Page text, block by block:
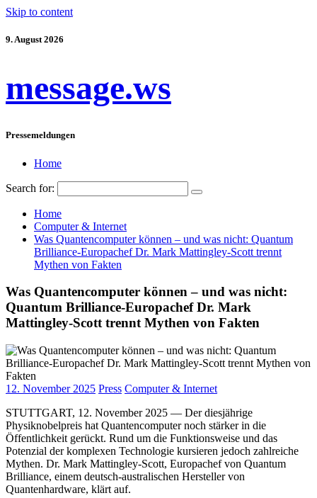
Skip to content
9. August 2026
message.ws
Pressemeldungen
Home
Search for:
Home
Computer & Internet
Was Quantencomputer können – und was nicht: Quantum
Brilliance-Europachef Dr. Mark Mattingley-Scott trennt
Mythen von Fakten
Was Quantencomputer können – und was nicht:
Quantum Brilliance-Europachef Dr. Mark
Mattingley-Scott trennt Mythen von Fakten
12. November 2025 Press Computer & Internet
STUTTGART, 12. November 2025 — Der diesjährige
Physiknobelpreis hat Quantencomputer noch stärker in die
Öffentlichkeit gerückt. Rund um die Funktionsweise und das
Potenzial der komplexen Technologie kursieren jedoch zahlreiche
Mythen. Dr. Mark Mattingley-Scott, Europachef von Quantum
Brilliance, einem deutsch-australischen Hersteller von
Quantenhardware, klärt auf.